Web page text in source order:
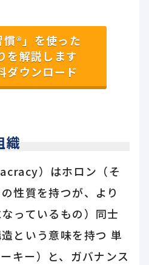
慣®」を使った
を解説します
ダウンロード
織
）はホロン（そ
性質を持つが、より
っているもの）同士
という意味を持つ 単
キー）と、ガバナンス